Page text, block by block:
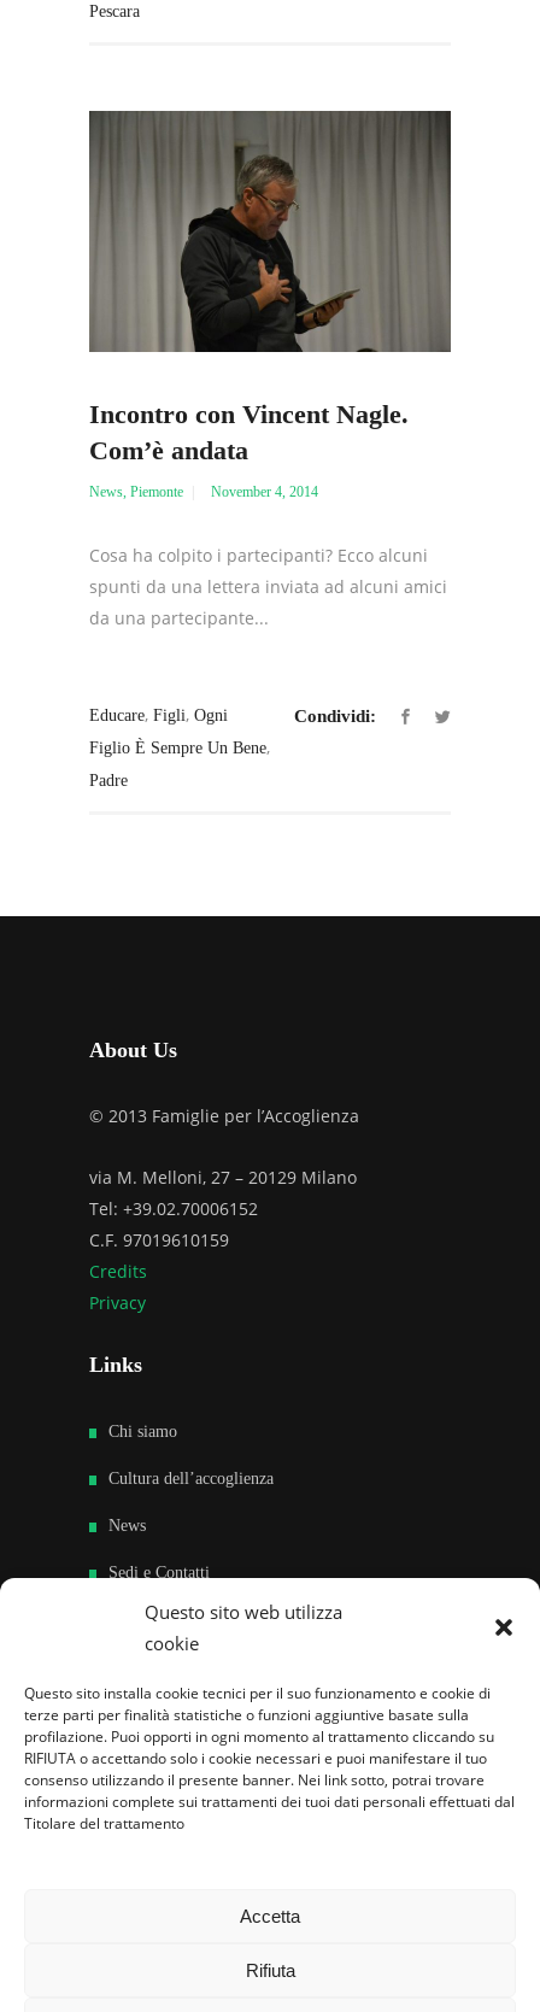
Questo sito web utilizza
cookie
Questo sito installa cookie tecnici per il suo funzionamento e cookie di
terze parti per finalità statistiche o funzioni aggiuntive basate sulla
profilazione. Puoi opporti in ogni momento al trattamento cliccando su
RIFIUTA o accettando solo i cookie necessari e puoi manifestare il tuo
consenso utilizzando il presente banner. Nei link sotto, potrai trovare
informazioni complete sui trattamenti dei tuoi dati personali effettuati dal
Titolare del trattamento
Accetta
Rifiuta
Pescara
Incontro con Vincent Nagle.
Com’è andata
News Piemonte November 4, 2014
Cosa ha colpito i partecipanti? Ecco alcuni
spunti da una lettera inviata ad alcuni amici
da una partecipante...
Educare, Figli, Ogni
Figlio È Sempre Un Bene,
Padre
Condividi:
About Us
© 2013 Famiglie per l’Accoglienza
via M. Melloni, 27 – 20129 Milano
Tel: +39.02.70006152
C.F. 97019610159
Credits
Privacy
Links
Chi siamo
Cultura dell’accoglienza
News
Sedi e Contatti
Sostieni
Famiglie per l’accoglienza nel mondo